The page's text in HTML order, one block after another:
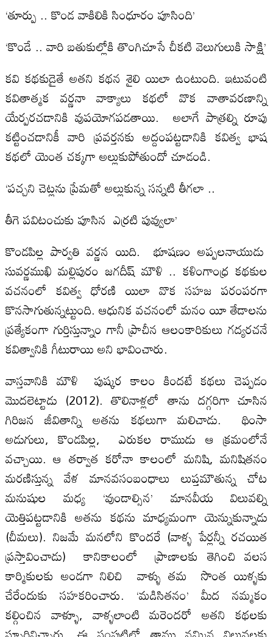
‘తూర్పు .. కొండ వాకిలికి సింధూరం పూసింది’
‘కొండే .. వారి బతుకుల్లోకి తొంగిచూసే చీకటి వెలుగులుకి సాక్షి’
కవి కథకుడైతే అతని కథన శైలి యిలా ఉంటుంది. ఇటువంటి
కవితాత్మక వర్ణనా వాక్యాలు కథలో వొక వాతావరణాన్ని
యేర్పరచడానికి వుపయోగపడతాయి. అలాగే పాత్రల్ని రూపు
కట్టించడానికీ వారి ప్రవర్తనకు అద్దంపట్టడానికి కవిత్వ భాష
కథలో యెంత చక్కగా అల్లుకుపోతుందో చూడండి.
‘పచ్చని చెట్లను ప్రేమతో అల్లుకున్న సన్నటి తీగలా ..
తీగె పవిటంచుకు పూసిన ఎర్రటి పువ్వులా’
కొండపిల్ల పార్వతి వర్ణన యిది. భూషణం అప్పలనాయుడు
సువర్ణముఖి మల్లిపురం జగదీష్ మౌళి .. కళింగాంధ్ర కథకుల
వచనంలో కవిత్వ ధోరణి యిలా వొక సహజ పరంపరగా
కొనసాగుతున్నట్టుంది. ఆధునిక వచనంలో మనం యీ తేడాలను
ప్రత్యేకంగా గుర్తిస్తున్నాం గానీ ప్రాచీన ఆలంకారికులు గద్యరచనే
కవిత్వానికి గీటురాయి అని భావించారు.
వాస్తవానికి మౌళి పుష్కర కాలం కిందటే కథలు చెప్పడం
మొదలెట్టాడు (2012). తొలినాళ్లలో తాను దగ్గరిగా చూసిన
గిరిజన జీవితాన్ని అతను కథలుగా మలిచాడు. థింసా
అడుగులు, కొండపిల్ల, ఎరుకల రాముడు ఆ క్రమంలోనే
వచ్చాయి. ఆ తర్వాత కరోనా కాలంలో మనిషి, మనిషితనం
మరణిస్తున్న వేళ మానవసంబంధాలు లుప్తమౌతున్న చోట
మనుషుల మధ్య ‘వుండాల్సిన’ మానవీయ విలువల్ని
యెత్తిపట్టడానికి అతను కథను మాధ్యమంగా యెన్నుకున్నాడు
(చీమలు). నిజమే మనలోని కొందరే (వాళ్ళ పేర్లన్నీ రచయిత
ప్రస్తావించాడు) కానికాలంలో ప్రాణాలకు తెగించి వలస
కార్మికులకు అండగా నిలిచి వాళ్ళు తమ సొంత యిళ్ళకు
చేరేందుకు సహకరించారు. ‘మడిసితనం’ మీద నమ్మకం
కల్గించిన వాళ్ళూ, వాళ్ళలాంటి మరెందరో అతని కథలకు